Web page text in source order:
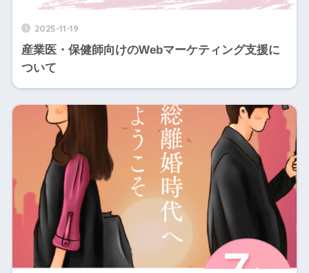
2025-11-19
産業医・保健師向けのWebマーケティング支援に
ついて